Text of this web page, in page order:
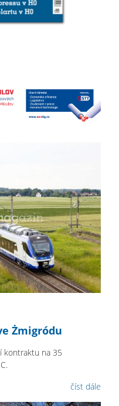
Żmigródu
kontraktu na 35
číst dále